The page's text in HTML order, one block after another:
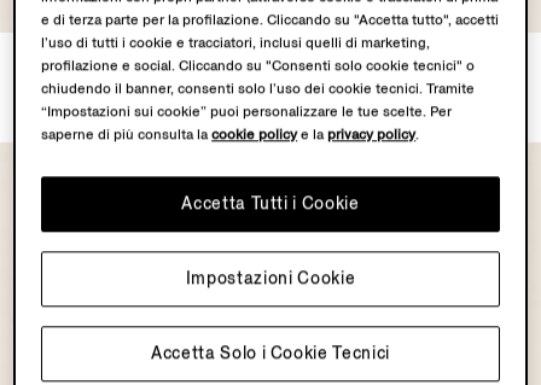
Cravatta in Seta Celeste
CHF305.0
Cravatta in Seta Blu Scuro
CHF305.0
e di terza parte per la profilazione. Cliccando su "Accetta tutto", accetti
l’uso di tutti i cookie e tracciatori, inclusi quelli di marketing,
profilazione e social. Cliccando su "Consenti solo cookie tecnici" o
chiudendo il banner, consenti solo l’uso dei cookie tecnici. Tramite
“Impostazioni sui cookie” puoi personalizzare le tue scelte. Per
saperne di più consulta lacookie policye laprivacy policy.
Accetta Solo i Cookie Tecnici
Accetta Tutti i Cookie
Impostazioni Cookie